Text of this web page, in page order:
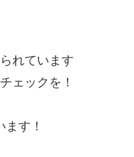
れています
ェックを！
す！